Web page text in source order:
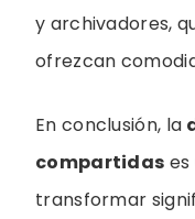
y archivadores,
ofrezcan
En conclusión, la
compartidas
transformar